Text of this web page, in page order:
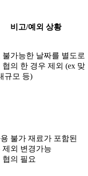
비고/예외 상황
불가능한 날짜를 별도로
협의 한 경우 제외 (ex 맞
규모 등)
불가 재료가 포함된
제외 변경가능
협의 필요